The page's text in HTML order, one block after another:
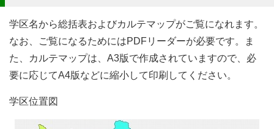
学区名から総括表およびカルテマップがご覧になれます。
なお、ご覧になるためにはPDFリーダーが必要です。ま
た、カルテマップは、A3版で作成されていますので、必
要に応じてA4版などに縮小して印刷してください。
学区位置図